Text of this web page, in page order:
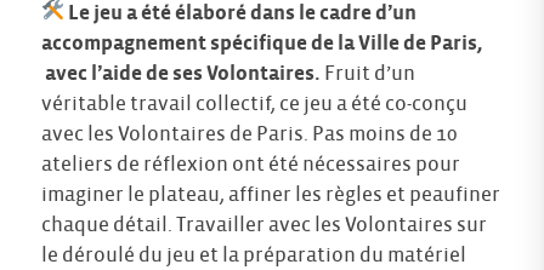
Le jeu a été élaboré dans le cadre d’un
accompagnement spécifique de la Ville de Paris,
avec l’aide de ses Volontaires. Fruit d’un
véritable travail collectif, ce jeu a été co-conçu
avec les Volontaires de Paris. Pas moins de 10
ateliers de réflexion ont été nécessaires pour
imaginer le plateau, affiner les règles et peaufiner
chaque détail. Travailler avec les Volontaires sur
le déroulé du jeu et la préparation du matériel